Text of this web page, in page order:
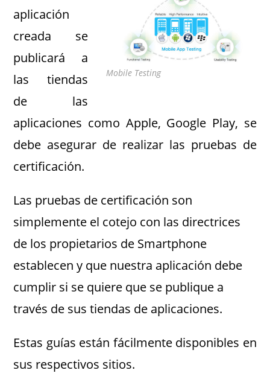
Mobile Testing
aplicación
creada se
publicará a
las tiendas
de las
aplicaciones como Apple, Google Play, se
debe asegurar de realizar las pruebas de
certificación.
Las pruebas de certificación son
simplemente el cotejo con las directrices
de los propietarios de Smartphone
establecen y que nuestra aplicación debe
cumplir si se quiere que se publique a
través de sus tiendas de aplicaciones.
Estas guías están fácilmente disponibles en
sus respectivos sitios.